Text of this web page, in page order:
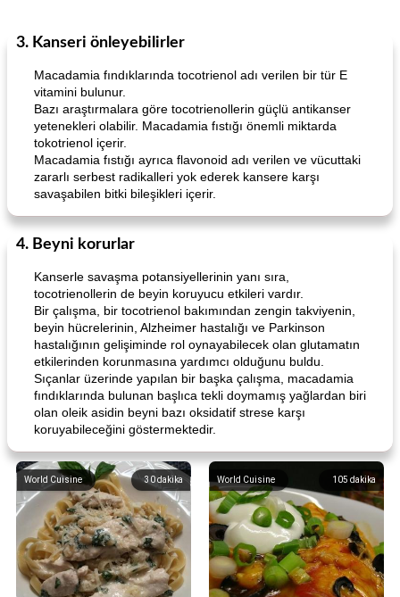
3. Kanseri önleyebilirler
Macadamia fındıklarında tocotrienol adı verilen bir tür E
vitamini bulunur.
Bazı araştırmalara göre tocotrienollerin güçlü antikanser
yetenekleri olabilir. Macadamia fıstığı önemli miktarda
tokotrienol içerir.
Macadamia fıstığı ayrıca flavonoid adı verilen ve vücuttaki
zararlı serbest radikalleri yok ederek kansere karşı
savaşabilen bitki bileşikleri içerir.
4. Beyni korurlar
Kanserle savaşma potansiyellerinin yanı sıra,
tocotrienollerin de beyin koruyucu etkileri vardır.
Bir çalışma, bir tocotrienol bakımından zengin takviyenin,
beyin hücrelerinin, Alzheimer hastalığı ve Parkinson
hastalığının gelişiminde rol oynayabilecek olan glutamatın
etkilerinden korunmasına yardımcı olduğunu buldu.
Sıçanlar üzerinde yapılan bir başka çalışma, macadamia
fındıklarında bulunan başlıca tekli doymamış yağlardan biri
olan oleik asidin beyni bazı oksidatif strese karşı
koruyabileceğini göstermektedir.
30dakika
World Cuisine 105 dakika
World Cuisine